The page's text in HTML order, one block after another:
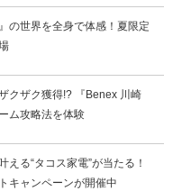
の世界を全身で体感！夏限定
クザク獲得!? 『Benex 川崎
ム攻略法を体験
る“タコス家電”が当たる！
キャンペーンが開催中